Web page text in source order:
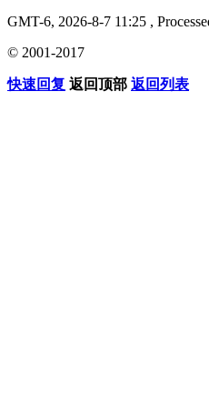
GMT-6, 2026-8-7 11:25 ,
© 2001-2017
快速回复 返回顶部 返回列表